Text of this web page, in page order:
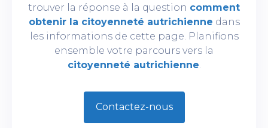
trouver la réponse à la question comment
obtenir la citoyenneté autrichienne dans
les informations de cette page. Planifions
ensemble votre parcours vers la
citoyenneté autrichienne.
Contactez-nous